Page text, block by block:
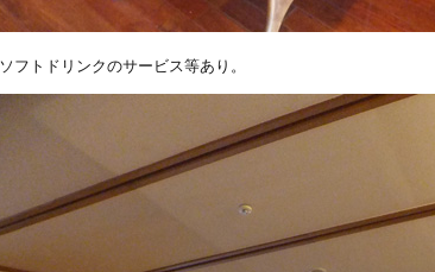
ソフトドリンクのサービス等あり。